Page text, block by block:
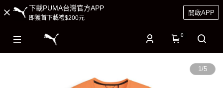
下載PUMA台灣官方APP
即獲首下載禮$200元
開啟APP
0
1/5